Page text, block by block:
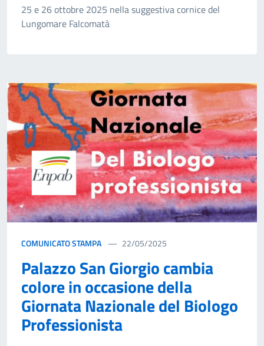
25 e 26 ottobre 2025 nella suggestiva cornice del
Lungomare Falcomatà
COMUNICATO STAMPA 22/05/2025
Palazzo San Giorgio cambia
colore in occasione della
Giornata Nazionale del Biologo
Professionista